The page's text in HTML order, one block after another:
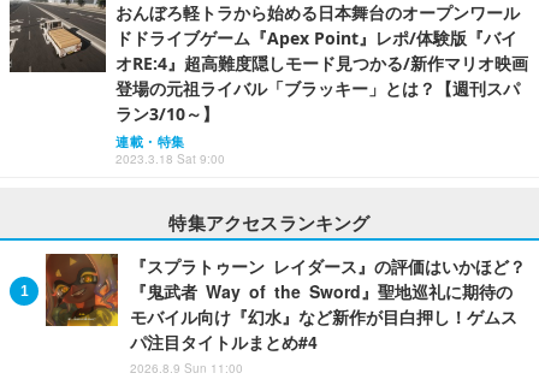
おんぼろ軽トラから始める日本舞台のオープンワール
ドドライブゲーム『Apex Point』レポ/体験版『バイ
オRE:4』超高難度隠しモード見つかる/新作マリオ映画
登場の元祖ライバル「ブラッキー」とは？【週刊スパ
ラン3/10～】
連載・特集
2023.3.18 Sat 9:00
特集アクセスランキング
『スプラトゥーン レイダース』の評価はいかほど？
『鬼武者 Way of the Sword』聖地巡礼に期待の
モバイル向け『幻水』など新作が目白押し！ゲムス
パ注目タイトルまとめ#4
2026.8.9 Sun 11:00